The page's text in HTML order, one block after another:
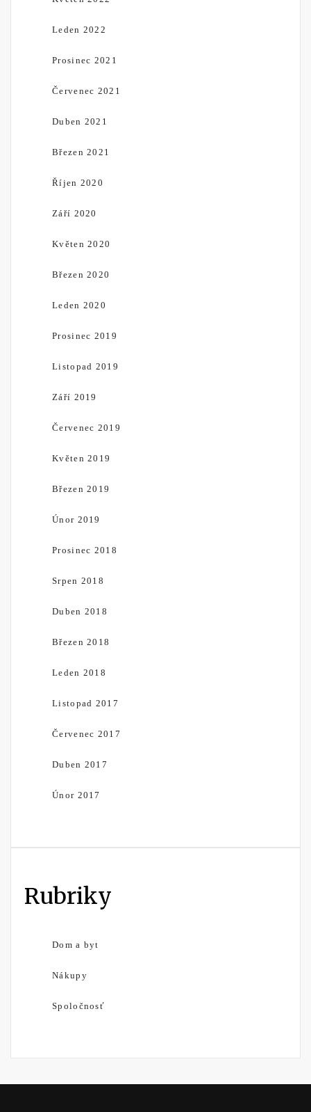
Leden 2022
Prosinec 2021
Červenec 2021
Duben 2021
Březen 2021
Říjen 2020
Září 2020
Květen 2020
Březen 2020
Leden 2020
Prosinec 2019
Listopad 2019
Září 2019
Červenec 2019
Květen 2019
Březen 2019
Únor 2019
Prosinec 2018
Srpen 2018
Duben 2018
Březen 2018
Leden 2018
Listopad 2017
Červenec 2017
Duben 2017
Únor 2017
Rubriky
Dom a byt
Nákupy
Spoločnosť